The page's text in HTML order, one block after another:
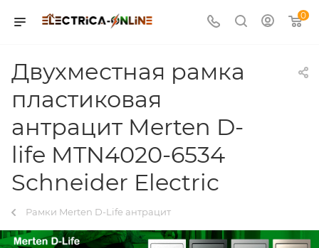
0
Двухместная рамка
пластиковая
антрацит Merten D-
life MTN4020-6534
Schneider Electric
Рамки Merten D-Life антрацит